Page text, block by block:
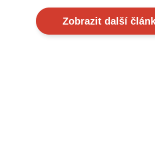
Zobrazit další